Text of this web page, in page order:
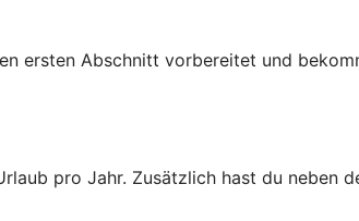
ersten Abschnitt vorbereitet und
pro Jahr. Zusätzlich hast du neben